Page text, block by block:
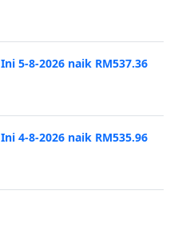
5-8-2026 naik RM537.36
4-8-2026 naik RM535.96